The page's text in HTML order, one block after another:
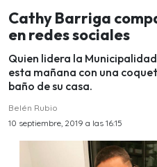
Cathy Barriga
en redes sociales
Quien lidera la
esta mañana con una
baño de su casa.
Belén Rubio
10 septiembre, 2019 a las 16:15